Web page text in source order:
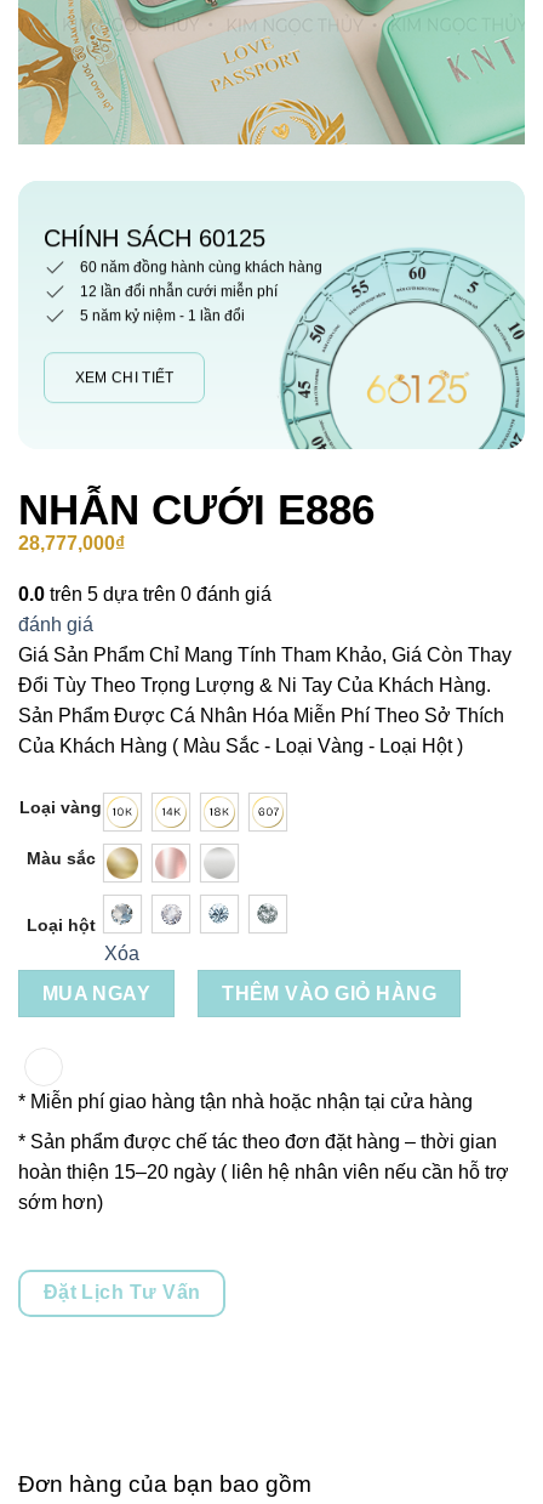
CHÍNH SÁCH 60125
60 năm đồng hành cùng khách hàng
12 lần đổi nhẫn cưới miễn phí
5 năm kỷ niệm - 1 lần đổi
XEM CHI TIẾT
NHẪN CƯỚI E886
28,777,000₫
0.0 trên 5 dựa trên 0 đánh giá
đánh giá
Giá Sản Phẩm Chỉ Mang Tính Tham Khảo, Giá Còn Thay
Đổi Tùy Theo Trọng Lượng & Ni Tay Của Khách Hàng.
Sản Phẩm Được Cá Nhân Hóa Miễn Phí Theo Sở Thích
Của Khách Hàng ( Màu Sắc - Loại Vàng - Loại Hột )
Loại vàng
Màu sắc
Loại hột
Xóa
MUA NGAY
THÊM VÀO GIỎ HÀNG
* Miễn phí giao hàng tận nhà hoặc nhận tại cửa hàng
* Sản phẩm được chế tác theo đơn đặt hàng – thời gian
hoàn thiện 15–20 ngày ( liên hệ nhân viên nếu cần hỗ trợ
sớm hơn)
Đặt Lịch Tư Vấn
Đơn hàng của bạn bao gồm